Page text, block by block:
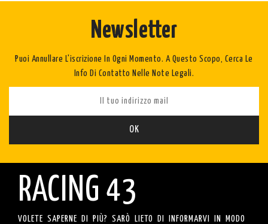
Newsletter
Puoi Annullare L'iscrizione In Ogni Momento. A Questo Scopo, Cerca Le
Info Di Contatto Nelle Note Legali.
RACING 43
VOLETE SAPERNE DI PIÙ? SARÒ LIETO DI INFORMARVI IN MODO